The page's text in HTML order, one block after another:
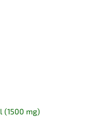
(1500 mg)